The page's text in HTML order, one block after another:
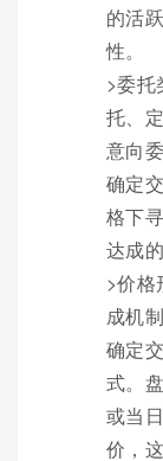
的活
性。
>委托
托、
意向
确定
格下
达成
>价格
成机
确定
式。
或当
价，